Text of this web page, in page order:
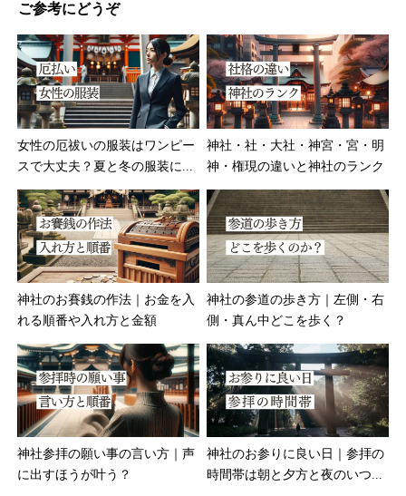
ご参考にどうぞ
女性の厄祓いの服装はワンピー
スで大丈夫？夏と冬の服装に...
神社・社・大社・神宮・宮・明
神・権現の違いと神社のランク
神社のお賽銭の作法｜お金を入
れる順番や入れ方と金額
神社の参道の歩き方｜左側・右
側・真ん中どこを歩く？
神社参拝の願い事の言い方｜声
に出すほうが叶う？
神社のお参りに良い日｜参拝の
時間帯は朝と夕方と夜のいつ...